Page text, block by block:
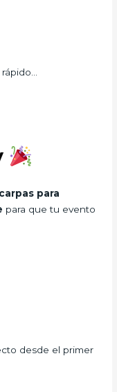
carpas para
para que tu evento
desde el primer